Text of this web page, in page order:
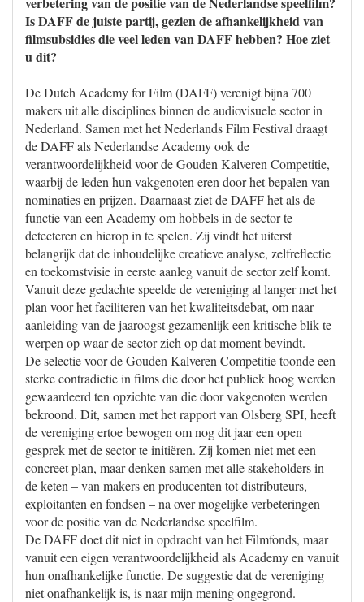
Is DAFF de juiste partij, gezien de afhankelijkheid van
filmsubsidies die veel leden van DAFF hebben? Hoe ziet
u dit?
De Dutch Academy for Film (DAFF) verenigt bijna 700
makers uit alle disciplines binnen de audiovisuele sector in
Nederland. Samen met het Nederlands Film Festival draagt
de DAFF als Nederlandse Academy ook de
verantwoordelijkheid voor de Gouden Kalveren Competitie,
waarbij de leden hun vakgenoten eren door het bepalen van
nominaties en prijzen. Daarnaast ziet de DAFF het als de
functie van een Academy om hobbels in de sector te
detecteren en hierop in te spelen. Zij vindt het uiterst
belangrijk dat de inhoudelijke creatieve analyse, zelfreflectie
en toekomstvisie in eerste aanleg vanuit de sector zelf komt.
Vanuit deze gedachte speelde de vereniging al langer met het
plan voor het faciliteren van het kwaliteitsdebat, om naar
aanleiding van de jaaroogst gezamenlijk een kritische blik te
werpen op waar de sector zich op dat moment bevindt.
De selectie voor de Gouden Kalveren Competitie toonde een
sterke contradictie in films die door het publiek hoog werden
gewaardeerd ten opzichte van die door vakgenoten werden
bekroond. Dit, samen met het rapport van Olsberg SPI, heeft
de vereniging ertoe bewogen om nog dit jaar een open
gesprek met de sector te initiëren. Zij komen niet met een
concreet plan, maar denken samen met alle stakeholders in
de keten – van makers en producenten tot distributeurs,
exploitanten en fondsen – na over mogelijke verbeteringen
voor de positie van de Nederlandse speelfilm.
De DAFF doet dit niet in opdracht van het Filmfonds, maar
vanuit een eigen verantwoordelijkheid als Academy en vanuit
hun onafhankelijke functie. De suggestie dat de vereniging
niet onafhankelijk is, is naar mijn mening ongegrond.